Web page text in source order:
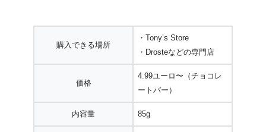
購入できる場所
・Tony’s Store
・Drosteなどの専門店
価格
4.99ユーロ〜（チョコレ
ートバー）
内容量 85g